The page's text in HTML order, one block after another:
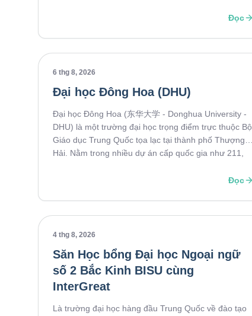
ổn định cuộc sống. Dưới đây là checklist 20 món đồ
Đọc
6 thg 8, 2026
Đại học Đông Hoa (DHU)
Đại học Đông Hoa (东华大学 - Donghua University -
DHU) là một trường đại học trọng điểm trực thuộc Bộ
Giáo dục Trung Quốc tọa lạc tại thành phố Thượng
Hải. Nằm trong nhiều dự án cấp quốc gia như 211,
Đọc
4 thg 8, 2026
Săn Học bổng Đại học Ngoại ngữ
số 2 Bắc Kinh BISU cùng
InterGreat
Là trường đại học hàng đầu Trung Quốc về đào tạo